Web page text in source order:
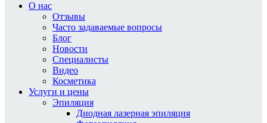
О нас
Отзывы
Часто задаваемые вопросы
Блог
Новости
Специалисты
Видео
Косметика
Услуги и цены
Эпиляция
Диодная лазерная эпиляция